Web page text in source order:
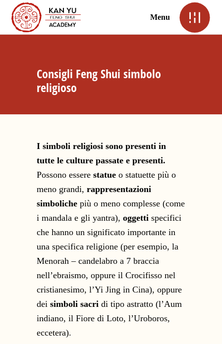
Menu
Consigli Feng Shui simbolo
religioso
I simboli religiosi sono presenti in
tutte le culture passate e presenti.
Possono essere statue o statuette più o
meno grandi, rappresentazioni
simboliche più o meno complesse (come
i mandala e gli yantra), oggetti specifici
che hanno un significato importante in
una specifica religione (per esempio, la
Menorah – candelabro a 7 braccia
nell’ebraismo, oppure il Crocifisso nel
cristianesimo, l’Yi Jing in Cina), oppure
dei simboli sacri di tipo astratto (l’Aum
indiano, il Fiore di Loto, l’Uroboros,
eccetera).